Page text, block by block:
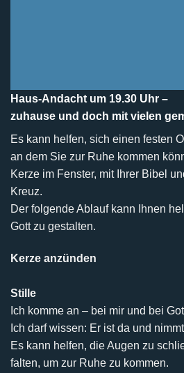
Haus-Andacht um 19.30 Uhr –
zuhause und doch mit vielen
Es kann helfen, sich einen festen
an dem Sie zur Ruhe kommen
Kerze im Fenster, mit Ihrer Bibel
Kreuz.
Der folgende Ablauf kann Ihnen
Gott zu gestalten.
Kerze anzünden
Stille
Ich komme an – bei mir und bei
Ich darf wissen: Er ist da und
Es kann helfen, die Augen zu
falten, um zur Ruhe zu kommen.